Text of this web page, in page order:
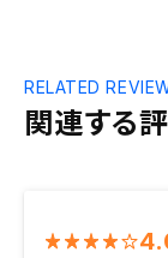
関連する
RELATED